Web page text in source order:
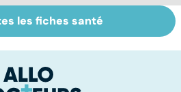
Plaisir féminin : le
clitoris, cet
les fiches santé